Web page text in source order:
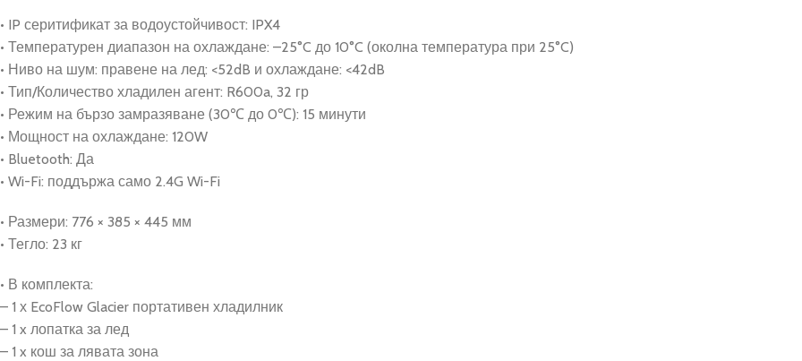
• IP серитификат за водоустойчивост: IPX4
• Температурен диапазон на охлаждане: –25°C до 10°C (околна температура при 25°C)
• Ниво на шум: правене на лед: <52dB и охлаждане: <42dB
• Тип/Количество хладилен агент: R600a, 32 гр
• Режим на бързо замразяване (30℃ до 0℃): 15 минути
• Мощност на охлаждане: 120W
• Bluetooth: Да
• Wi-Fi: поддържа само 2.4G Wi-Fi
• Размери: 776 × 385 × 445 мм
• Тегло: 23 кг
• В комплекта:
– 1 х EcoFlow Glacier портативен хладилник
– 1 x лопатка за лед
– 1 x кош за лявата зона